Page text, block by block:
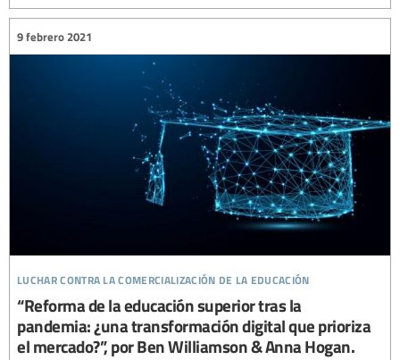
luchar contra la comercialización de la educación
9 febrero 2021
“Reforma de la educación superior tras la
pandemia: ¿una transformación digital que prioriza
el mercado?”, por Ben Williamson & Anna Hogan.